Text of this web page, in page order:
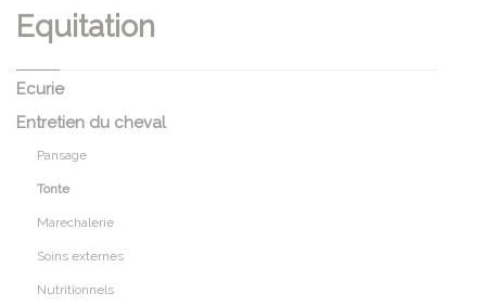
Equitation
Ecurie
Entretien du cheval
Pansage
Tonte
Marechalerie
Soins externes
Nutritionnels